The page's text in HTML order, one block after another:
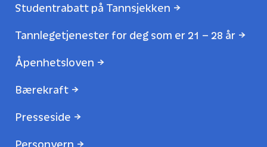
Studentrabatt på Tannsjekken
Tannlegetjenester for deg som er 21 – 28 år
Åpenhetsloven
Bærekraft
Presseside
Personvern